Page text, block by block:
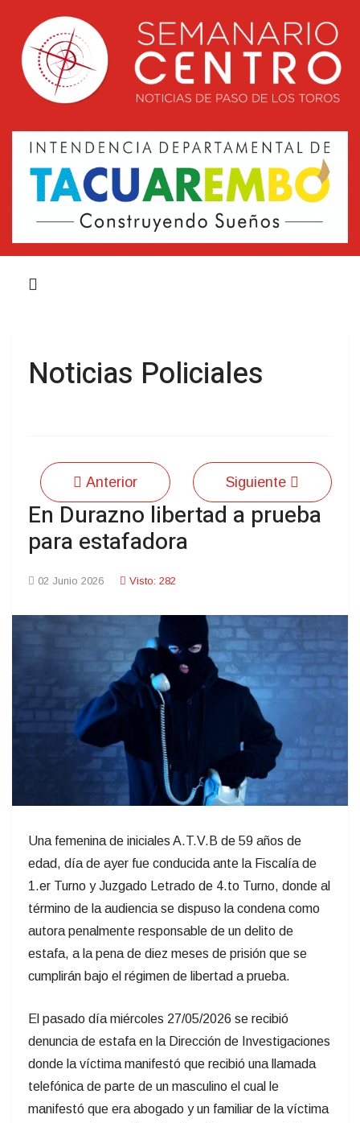
Noticias Policiales
Anterior Siguiente
En Durazno libertad a prueba
para estafadora
02 Junio 2026 Visto: 282
Una femenina de iniciales A.T.V.B de 59 años de
edad, día de ayer fue conducida ante la Fiscalía de
1.er Turno y Juzgado Letrado de 4.to Turno, donde al
término de la audiencia se dispuso la condena como
autora penalmente responsable de un delito de
estafa, a la pena de diez meses de prisión que se
cumplirán bajo el régimen de libertad a prueba.
El pasado día miércoles 27/05/2026 se recibió
denuncia de estafa en la Dirección de Investigaciones
donde la víctima manifestó que recibió una llamada
telefónica de parte de un masculino el cual le
manifestó que era abogado y un familiar de la víctima